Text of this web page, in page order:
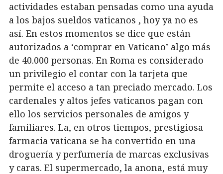
actividades estaban pensadas como una ayuda
a los bajos sueldos vaticanos , hoy ya no es
así. En estos momentos se dice que están
autorizados a ‘comprar en Vaticano’ algo más
de 40.000 personas. En Roma es considerado
un privilegio el contar con la tarjeta que
permite el acceso a tan preciado mercado. Los
cardenales y altos jefes vaticanos pagan con
ello los servicios personales de amigos y
familiares. La, en otros tiempos, prestigiosa
farmacia vaticana se ha convertido en una
droguería y perfumería de marcas exclusivas
y caras. El supermercado, la anona, está muy